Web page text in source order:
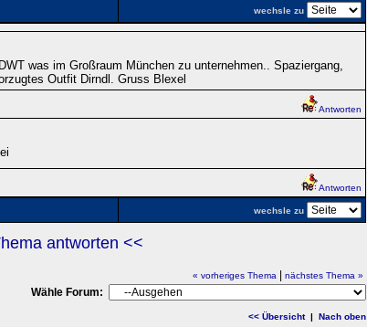
wechsle zu
was im Großraum München zu unternehmen.. Spaziergang,
Outfit Dirndl. Gruss Blexel
Antworten
Antworten
wechsle zu
antworten <<
« vorheriges Thema| nächstes Thema »
Wähle Forum:
<< Übersicht| Nach oben